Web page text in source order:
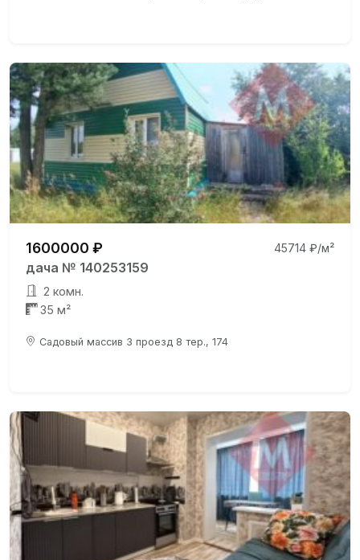
1600000 ₽ 45714 ₽/м²
дача № 140253159
2 комн.
35 м²
Садовый массив 3 проезд 8 тер., 174